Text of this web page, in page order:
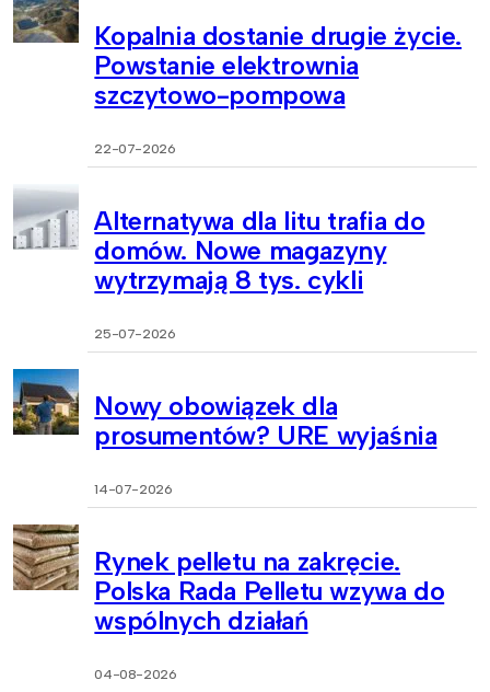
Kopalnia dostanie drugie życie.
Powstanie elektrownia
szczytowo-pompowa
22-07-2026
Alternatywa dla litu trafia do
domów. Nowe magazyny
wytrzymają 8 tys. cykli
25-07-2026
Nowy obowiązek dla
prosumentów? URE wyjaśnia
14-07-2026
Rynek pelletu na zakręcie.
Polska Rada Pelletu wzywa do
wspólnych działań
04-08-2026